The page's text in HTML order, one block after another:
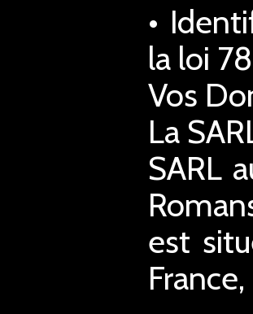
•
la loi
Vos
La
SARL
est